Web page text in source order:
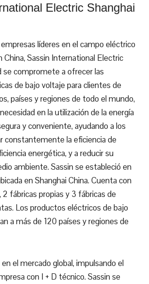
Electric Shanghai
líderes en el campo eléctrico
China, Sassin International Electric
se compromete a ofrecer las
de bajo voltaje para clientes de
países y regiones de todo el mundo,
en la utilización de la energía
y conveniente, ayudando a los
constantemente la eficiencia de
energética, y a reducir su
ambiente. Sassin se estableció en
en Shanghai China. Cuenta con
fábricas propias y 3 fábricas de
Los productos eléctricos de bajo
a más de 120 países y regiones de
el mercado global, impulsando el
con I + D técnico. Sassin se